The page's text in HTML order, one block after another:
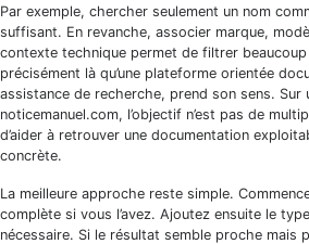
Par exemple, chercher seulement un nom
suffisant. En revanche, associer marque,
contexte technique permet de filtrer beaucoup
précisément là qu’une plateforme orientée
assistance de recherche, prend son sens. Sur
noticemanuel.com, l’objectif n’est pas de
d’aider à retrouver une documentation
concrète.
La meilleure approche reste simple.
complète si vous l’avez. Ajoutez ensuite le
nécessaire. Si le résultat semble proche mais